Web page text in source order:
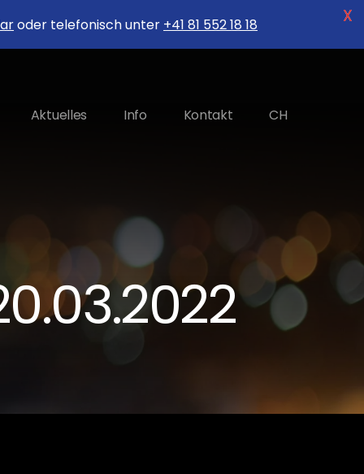
Aktuelles Info Kontakt CH
oder telefonisch unter +41 81 552 18 18 X